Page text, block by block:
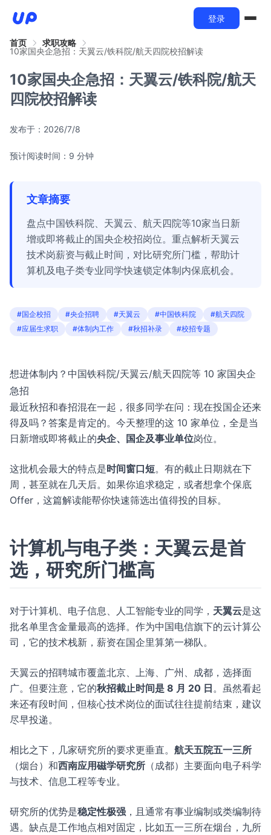
登录
首页
求职攻略
10家国央企急招：天翼云/铁科院/航天四院校招解读
10家国央企急招：天翼云/铁科院/航天
四院校招解读
发布于： 2026/7/8
预计阅读时间：9 分钟
文章摘要
盘点中国铁科院、天翼云、航天四院等10家当日新
增或即将截止的国央企校招岗位。重点解析天翼云
技术岗薪资与截止时间，对比研究所门槛，帮助计
算机及电子类专业同学快速锁定体制内保底机会。
#国企校招 #央企招聘 #天翼云 #中国铁科院
#航天四院
#应届生求职
#体制内工作 #秋招补录 #校招专题
想进体制内？中国铁科院/天翼云/航天四院等 10 家国央企
急招
最近秋招和春招混在一起，很多同学在问：现在投国企还来
得及吗？答案是肯定的。今天整理的这 10 家单位，全是当
日新增或即将截止的央企、国企及事业单位岗位。
这批机会最大的特点是时间窗口短。有的截止日期就在下
周，甚至就在几天后。如果你追求稳定，或者想拿个保底
Offer，这篇解读能帮你快速筛选出值得投的目标。
计算机与电子类：天翼云是首
选，研究所门槛高
对于计算机、电子信息、人工智能专业的同学， 天翼云是这
批名单里含金量最高的选择。作为中国电信旗下的云计算公
司，它的技术栈新，薪资在国企里算第一梯队。
天翼云的招聘城市覆盖北京、上海、广州、成都，选择面
广。但要注意，它的秋招截止时间是 8 月 20 日。虽然看起
来还有段时间，但核心技术岗位的面试往往提前结束，建议
尽早投递。
相比之下，几家研究所的要求更垂直。 航天五院五一三所
（烟台）和西南应用磁学研究所 （成都）主要面向电子科学
与技术、信息工程等专业。
研究所的优势是稳定性极强 ，且通常有事业编制或类编制待
遇。缺点是工作地点相对固定，比如五一三所在烟台，九所